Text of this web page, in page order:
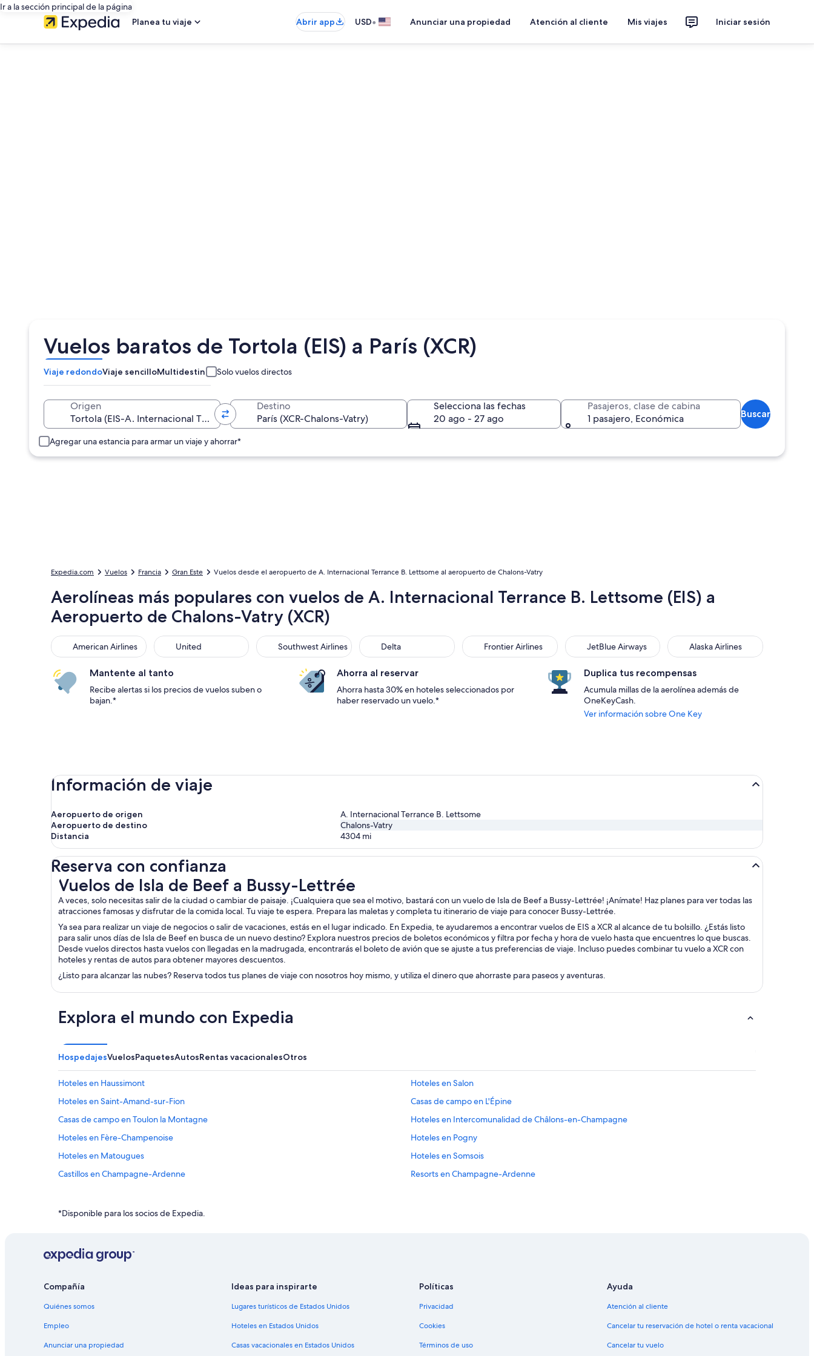
Ir a la sección principal de la página
Planea tu viaje
Abrir app USD• Anunciar una propiedad Atención al cliente Mis viajes Iniciar sesión
Vuelos baratos de Tortola (EIS) a París (XCR)
Viaje redondoViaje sencilloMultidestino Solo vuelos directos
Origen Destino
Selecciona las fechas
20 ago - 27 ago
Pasajeros, clase de cabina
1 pasajero, Económica
Buscar
Agregar una estancia para armar un viaje y ahorrar*
Expedia.com Vuelos Francia Gran Este Vuelos desde el aeropuerto de A. Internacional Terrance B. Lettsome al aeropuerto de Chalons-Vatry
Aerolíneas más populares con vuelos de A. Internacional Terrance B. Lettsome (EIS) a
Aeropuerto de Chalons-Vatry (XCR)
American Airlines
American Airlines United
United Southwest Airlines
Southwest Airlines Delta
Delta Frontier Airlines
Frontier Airlines JetBlue Airways
JetBlue Airways Alaska Airlines
Alaska Airlines
Mantente al tanto
Recibe alertas si los precios de vuelos suben o
bajan.*
Ahorra al reservar
Ahorra hasta 30% en hoteles seleccionados por
haber reservado un vuelo.*
Duplica tus recompensas
Acumula millas de la aerolínea además de
OneKeyCash.
Ver información sobre One Key
Información de viaje
Aeropuerto de origen
A. Internacional Terrance B. Lettsome
Aeropuerto de destino
Chalons-Vatry
Distancia
4304 mi
Reserva con confianza
Vuelos de Isla de Beef a Bussy-Lettrée
A veces, solo necesitas salir de la ciudad o cambiar de paisaje. ¡Cualquiera que sea el motivo, bastará con un vuelo de Isla de Beef a Bussy-Lettrée! ¡Anímate! Haz planes para ver todas las
atracciones famosas y disfrutar de la comida local. Tu viaje te espera. Prepara las maletas y completa tu itinerario de viaje para conocer Bussy-Lettrée.
Ya sea para realizar un viaje de negocios o salir de vacaciones, estás en el lugar indicado. En Expedia, te ayudaremos a encontrar vuelos de EIS a XCR al alcance de tu bolsillo. ¿Estás listo
para salir unos días de Isla de Beef en busca de un nuevo destino? Explora nuestros precios de boletos económicos y filtra por fecha y hora de vuelo hasta que encuentres lo que buscas.
Desde vuelos directos hasta vuelos con llegadas en la madrugada, encontrarás el boleto de avión que se ajuste a tus preferencias de viaje. Incluso puedes combinar tu vuelo a XCR con
hoteles y rentas de autos para obtener mayores descuentos.
¿Listo para alcanzar las nubes? Reserva todos tus planes de viaje con nosotros hoy mismo, y utiliza el dinero que ahorraste para paseos y aventuras.
Vuelos de Isla de Beef a Bussy-Lettrée
Explora el mundo con Expedia
HospedajesVuelosPaquetesAutosRentas vacacionalesOtros
Hoteles en Haussimont
Hoteles en Salon
Hoteles en Saint-Amand-sur-Fion
Casas de campo en L'Épine
Casas de campo en Toulon la Montagne
Hoteles en Intercomunalidad de Châlons-en-Champagne
Hoteles en Fère-Champenoise
Hoteles en Pogny
Hoteles en Matougues
Hoteles en Somsois
Castillos en Champagne-Ardenne
Resorts en Champagne-Ardenne
Hoteles baratos en Champagne-Ardenne
Hoteles en Champagne-Ardenne
Hoteles en Chouilly
Centros vacacionales en Champagne
Hoteles haciendas en Champagne
*Disponible para los socios de Expedia.
Compañía
Quiénes somos
Empleo
Anunciar una propiedad
Ideas para inspirarte
Lugares turísticos de Estados Unidos
Hoteles en Estados Unidos
Casas vacacionales en Estados Unidos
Políticas
Privacidad
Cookies
Términos de uso
Ayuda
Atención al cliente
Cancelar tu reservación de hotel o renta vacacional
Cancelar tu vuelo